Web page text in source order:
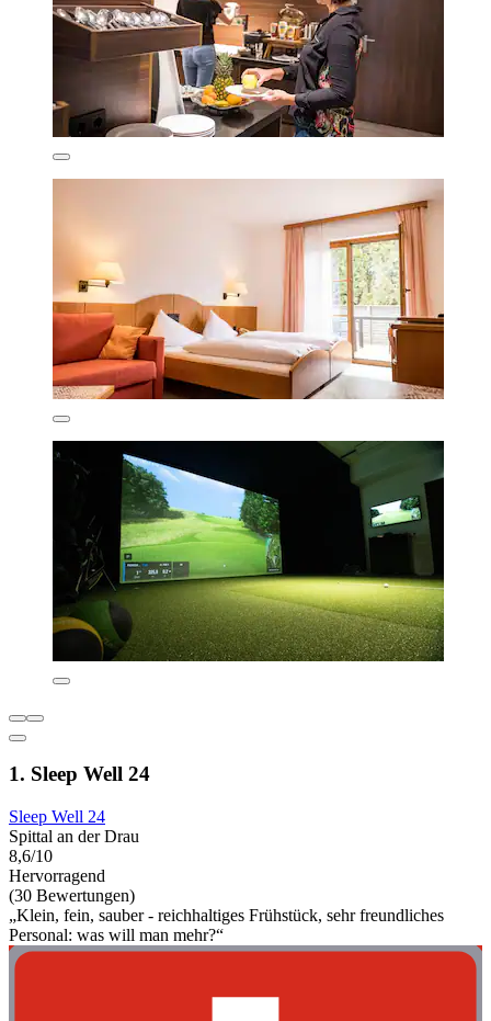
1. Sleep Well 24
Sleep Well 24
Spittal an der Drau
8,6/10
Hervorragend
(30 Bewertungen)
„Klein, fein, sauber - reichhaltiges Frühstück, sehr freundliches
Personal: was will man mehr?“